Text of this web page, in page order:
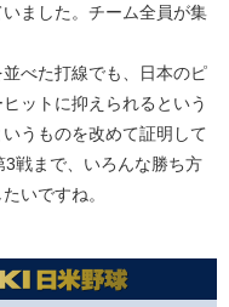
ました。チーム全員が集
べた打線でも、日本のピ
ットに抑えられるという
うものを改めて証明して
戦まで、いろんな勝ち方
いですね。